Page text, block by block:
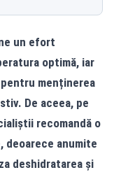
un efort
optimă, iar
menținerea
De aceea, pe
recomandă o
deoarece anumite
deshidratarea și